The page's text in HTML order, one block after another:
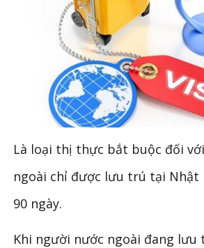
Là loại thị thực bắt buộc đối
ngoài chỉ được lưu trú tại Nhật
90 ngày.
Khi người nước ngoài đang lưu